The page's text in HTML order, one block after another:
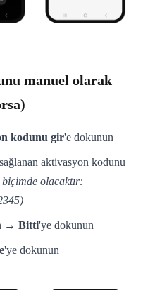
manuel olarak
kodunu gir'e dokunun
aktivasyon kodunu
olacaktır:
→ Bitti'ye dokunun
'ye dokunun